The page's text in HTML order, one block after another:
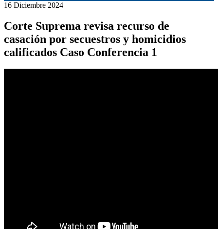
16 Diciembre 2024
Corte Suprema revisa recurso de
casación por secuestros y homicidios
calificados Caso Conferencia 1